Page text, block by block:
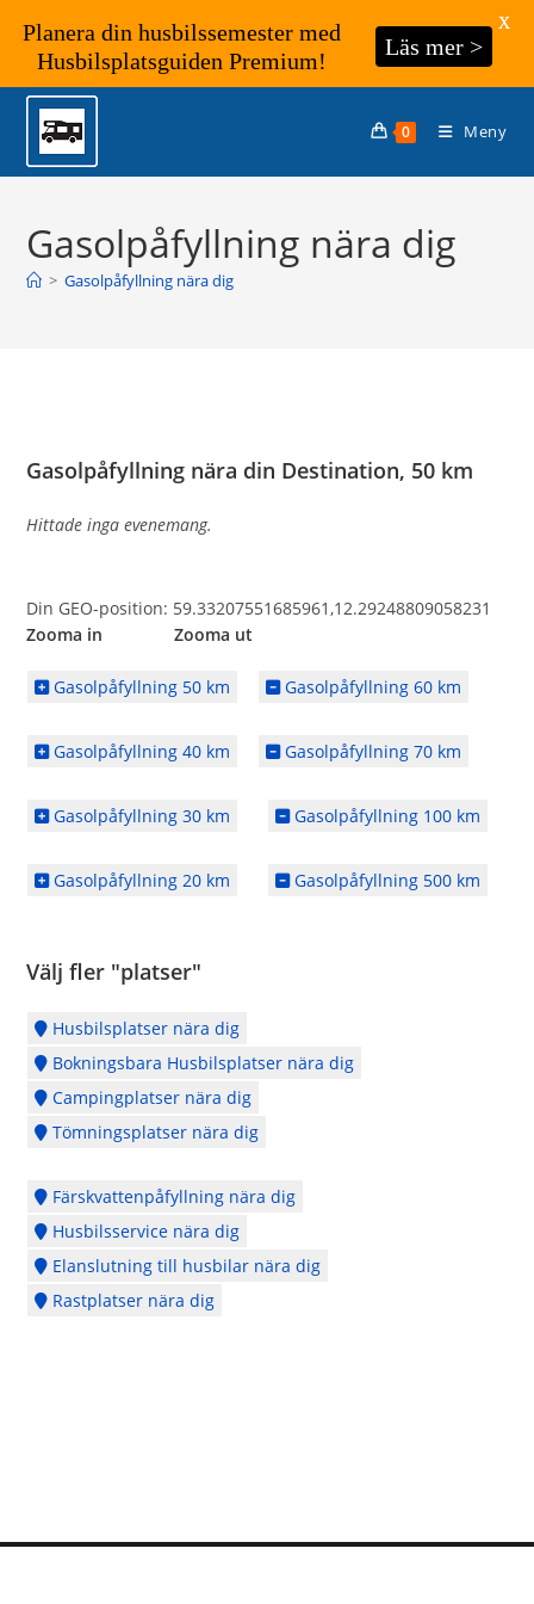
Hoppa
innehållet
0 Meny
Gasolpåfyllning nära dig
> Gasolpåfyllning nära dig
Gasolpåfyllning nära din Destination, 50 km
Hittade inga evenemang.
Din GEO-position: 59.33207551685961,12.29248809058231
Zooma in Zooma ut
Gasolpåfyllning 50 km Gasolpåfyllning 60 km
Gasolpåfyllning 40 km Gasolpåfyllning 70 km
Gasolpåfyllning 30 km Gasolpåfyllning 100 km
Gasolpåfyllning 20 km Gasolpåfyllning 500 km
Välj fler "platser"
Husbilsplatser nära dig
Bokningsbara Husbilsplatser nära dig
Campingplatser nära dig
Tömningsplatser nära dig
Färskvattenpåfyllning nära dig
Husbilsservice nära dig
Elanslutning till husbilar nära dig
Rastplatser nära dig
Planera din husbilssemester med
Husbilsplatsguiden Premium!
Läs mer >
X